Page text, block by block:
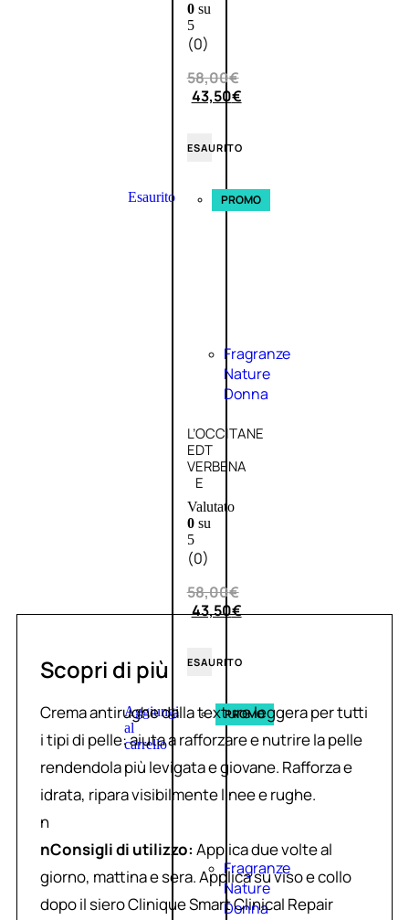
0su
5
(0)
58,00€
43,50€
ESAURITO
Esaurito PROMO
Fragranze
Nature
Donna
L’OCCITANE
EDT
VERBENA
E
Valutato
0su
5
(0)
58,00€
43,50€
ESAURITO
Aggiungi
al
carrello
PROMO
Fragranze
Nature
Donna
Scopri di più
Crema antirughe dalla texture leggera per tutti
i tipi di pelle: aiuta a rafforzare e nutrire la pelle
rendendola più levigata e giovane. Rafforza e
idrata, ripara visibilmente linee e rughe.
n
nConsigli di utilizzo: Applica due volte al
giorno, mattina e sera. Applica su viso e collo
dopo il siero Clinique Smart Clinical Repair